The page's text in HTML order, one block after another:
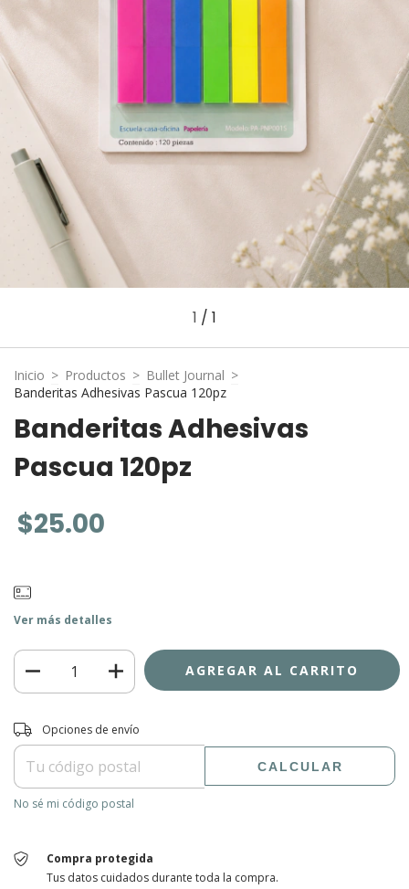
1 / 1
Inicio > Productos > Bullet Journal >
Banderitas Adhesivas Pascua 120pz
Banderitas Adhesivas
Pascua 120pz
$25.00
Ver más detalles
Entregas para el CP:
Opciones de envío
CALCULAR
No sé mi código postal
Compra protegida
Tus datos cuidados durante toda la compra.